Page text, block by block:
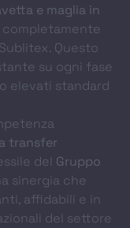
e maglia in
completamente
Questo
su ogni fase
elevati standard
transfer
del Gruppo
sinergia che
affidabili e in
del settore